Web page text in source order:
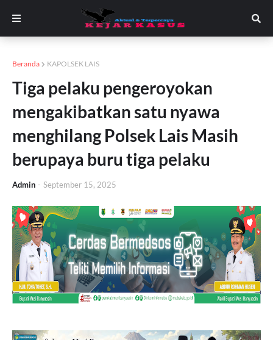
Beranda KAPOLSEK LAIS
Tiga pelaku pengeroyokan
mengakibatkan satu nyawa
menghilang Polsek Lais Masih
berupaya buru tiga pelaku
Admin - September 15, 2025